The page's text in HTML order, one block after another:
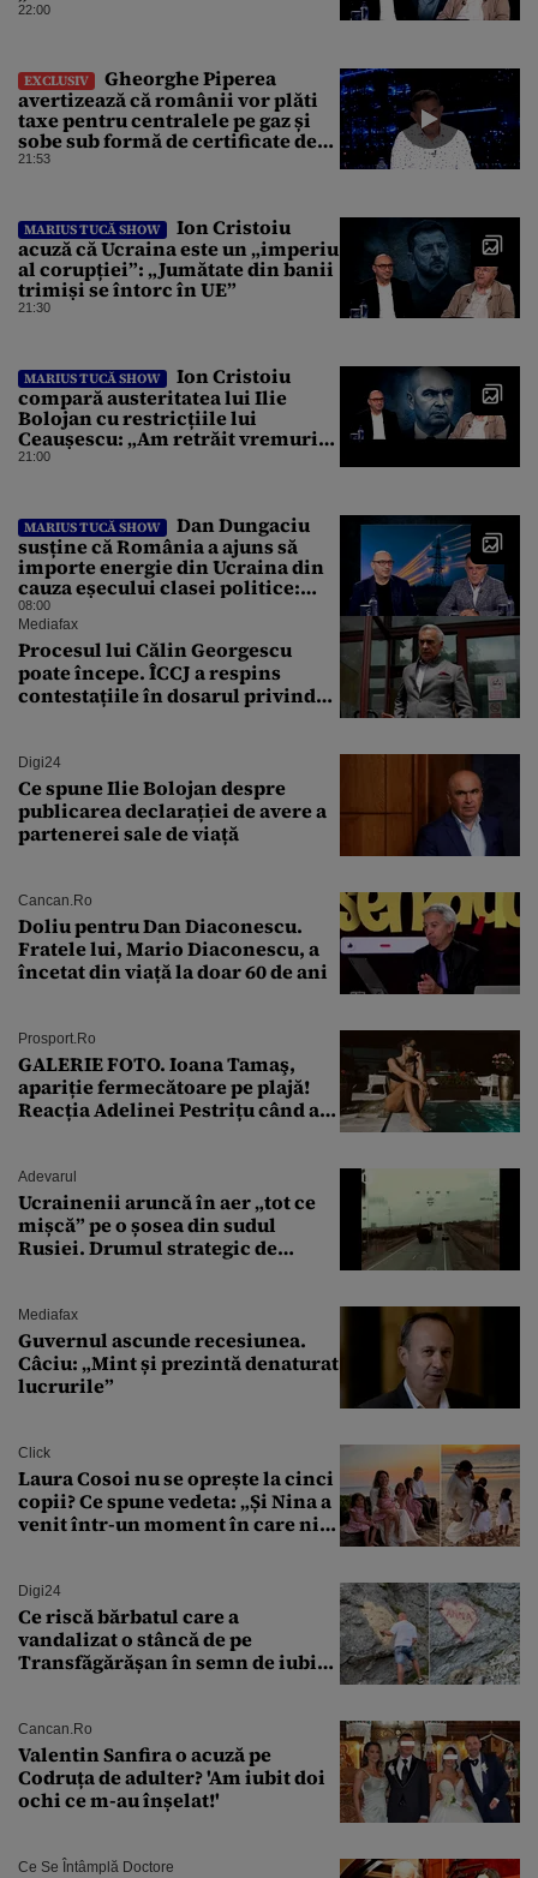
instanțe l-au declarat
22:00
EXCLUSIV
Gheorghe Piperea
avertizează că românii vor plăti
taxe pentru centralele pe gaz și
sobe sub formă de certificate de
CO2
21:53
MARIUS TUCĂ SHOW
Ion Cristoiu
acuză că Ucraina este un „imperiu
al corupției”: „Jumătate din banii
trimiși se întorc în UE”
21:30
MARIUS TUCĂ SHOW
Ion Cristoiu
compară austeritatea lui Ilie
Bolojan cu restricțiile lui
Ceaușescu: „Am retrăit vremurile
tinereții”
21:00
MARIUS TUCĂ SHOW
Dan Dungaciu
susține că România a ajuns să
importe energie din Ucraina din
cauza eșecului clasei politice:
Este bilanțul politic al ultimilor
ani
08:00
Mediafax
Procesul lui Călin Georgescu
poate începe. ÎCCJ a respins
contestațiile în dosarul privind
Digi24
Ce spune Ilie Bolojan despre
publicarea declarației de avere a
partenerei sale de viață
Cancan.ro
Doliu pentru Dan Diaconescu.
Fratele lui, Mario Diaconescu, a
încetat din viață la doar 60 de ani
Prosport.ro
GALERIE FOTO. Ioana Tamaş,
apariție fermecătoare pe plajă!
Reacția Adelinei Pestrițu când a
Adevarul
Ucrainenii aruncă în aer „tot ce
mișcă” pe o șosea din sudul
Rusiei. Drumul strategic de
Mediafax
Guvernul ascunde recesiunea.
Câciu: „Mint și prezintă denaturat
lucrurile”
Click
Laura Cosoi nu se oprește la cinci
copii? Ce spune vedeta: „Și Nina a
venit într-un moment în care nici
Digi24
Ce riscă bărbatul care a
vandalizat o stâncă de pe
Transfăgărășan în semn de iubire
Cancan.ro
Valentin Sanfira o acuză pe
Codruța de adulter? 'Am iubit doi
ochi ce m-au înșelat!'
Ce Se Întâmplă Doctore